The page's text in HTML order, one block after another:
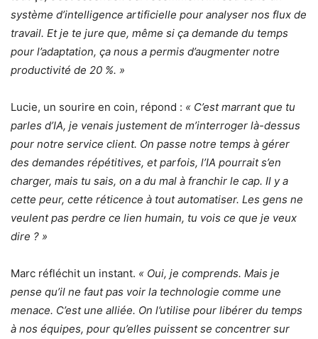
système d’intelligence artificielle pour analyser nos flux de
travail. Et je te jure que, même si ça demande du temps
pour l’adaptation, ça nous a permis d’augmenter notre
productivité de 20 %. »
Lucie, un sourire en coin, répond : « C’est marrant que tu
parles d’IA, je venais justement de m’interroger là-dessus
pour notre service client. On passe notre temps à gérer
des demandes répétitives, et parfois, l’IA pourrait s’en
charger, mais tu sais, on a du mal à franchir le cap. Il y a
cette peur, cette réticence à tout automatiser. Les gens ne
veulent pas perdre ce lien humain, tu vois ce que je veux
dire ? »
Marc réfléchit un instant. « Oui, je comprends. Mais je
pense qu’il ne faut pas voir la technologie comme une
menace. C’est une alliée. On l’utilise pour libérer du temps
à nos équipes, pour qu’elles puissent se concentrer sur